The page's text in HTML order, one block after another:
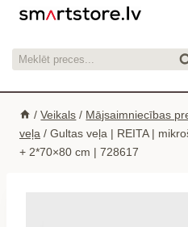
Skip
content
Meklēt:
/ Veikals / Mājsaimniecības
veļa / Gultas veļa | REITA |
+ 2*70×80 cm | 728617